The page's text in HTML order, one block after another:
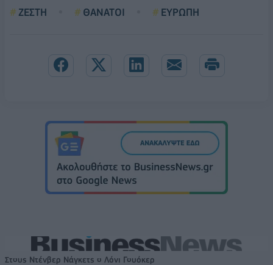
ΖΕΣΤΗ ΘΑΝΑΤΟΙ ΕΥΡΩΠΗ
Στους Ντένβερ Νάγκετς ο Λόνι Γουόκερ